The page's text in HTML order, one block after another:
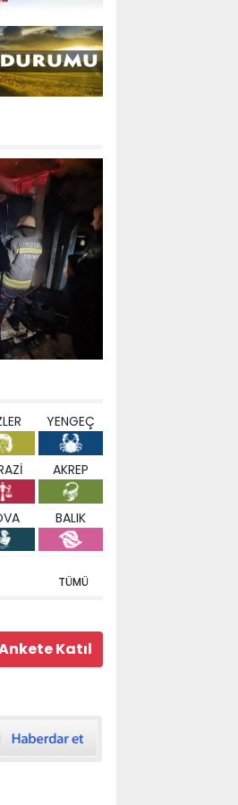
YENGEÇ
AKREP
BALIK
TÜMÜ